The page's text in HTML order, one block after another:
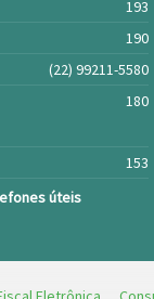
193
190
(22) 99211-5580
180
153
úteis